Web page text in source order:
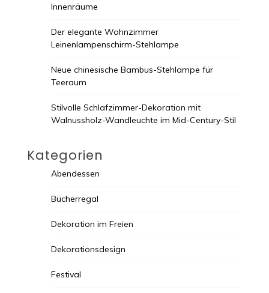
Innenräume
Der elegante Wohnzimmer
Leinenlampenschirm-Stehlampe
Neue chinesische Bambus-Stehlampe für
Teeraum
Stilvolle Schlafzimmer-Dekoration mit
Walnussholz-Wandleuchte im Mid-Century-Stil
Kategorien
Abendessen
Bücherregal
Dekoration im Freien
Dekorationsdesign
Festival